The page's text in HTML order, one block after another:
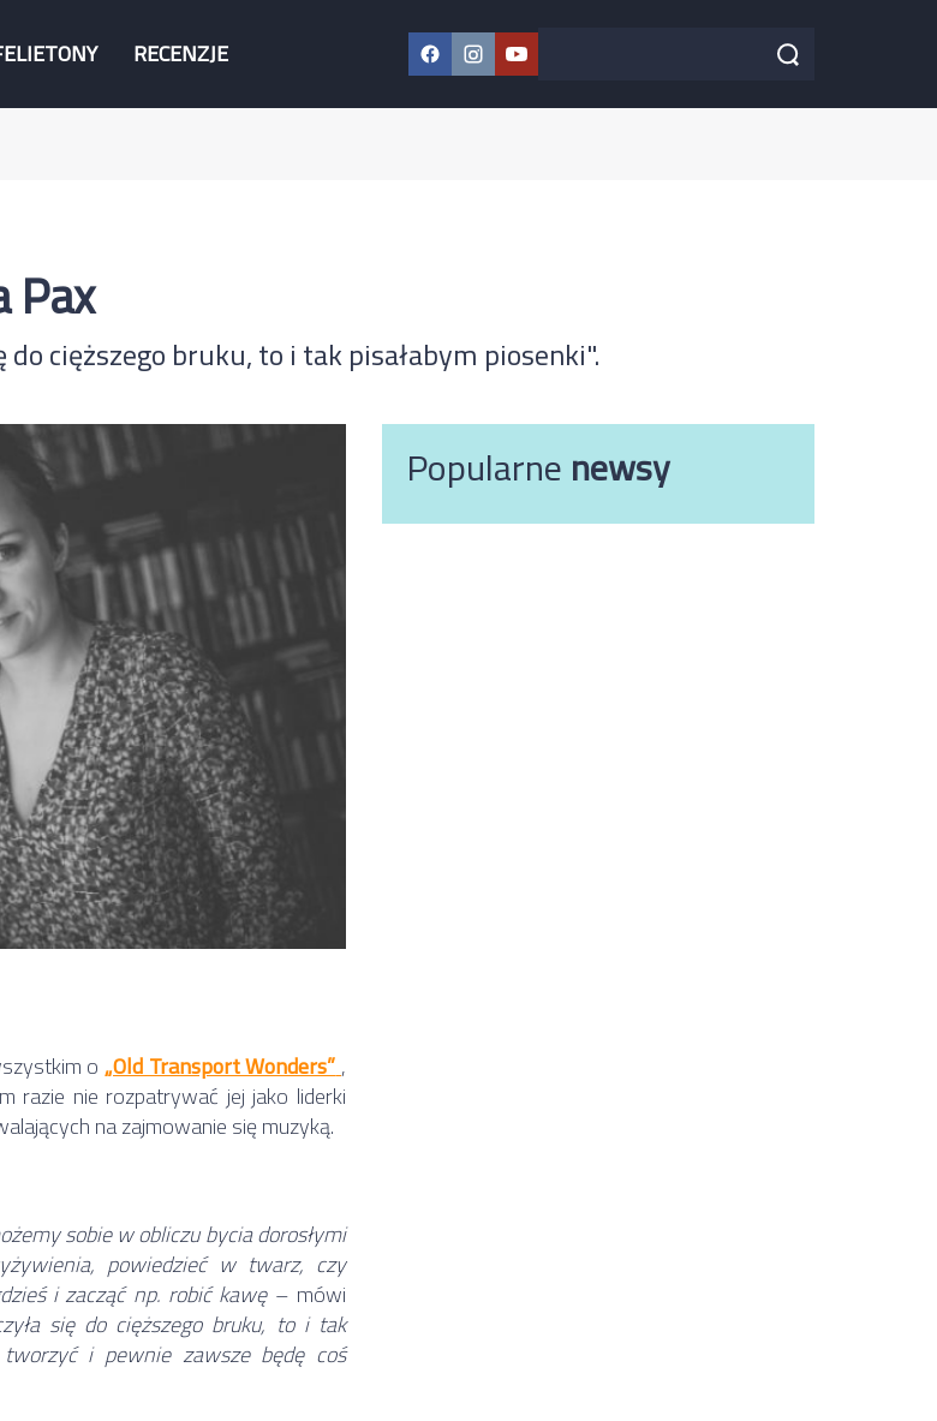
RECENZJE Facebook
Instagram
YouTube
Szukaj w serwisie Szukaj
cięższego bruku, to i tak pisałabym piosenki".
o„Old Transport Wonders”,
razie nie rozpatrywać jej jako liderki
na zajmowanie się muzyką.
sobie w obliczu bycia dorosłymi
powiedzieć w twarz, czy
i zacząć np. robić kawę– mówi
się do cięższego bruku, to i tak
i pewnie zawsze będę coś
Popularnenewsy